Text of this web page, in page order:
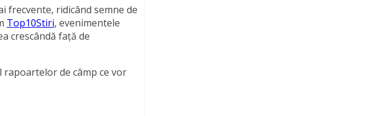
frecvente, ridicând semne de
Top10Stiri, evenimentele
crescândă față de
de câmp ce vor